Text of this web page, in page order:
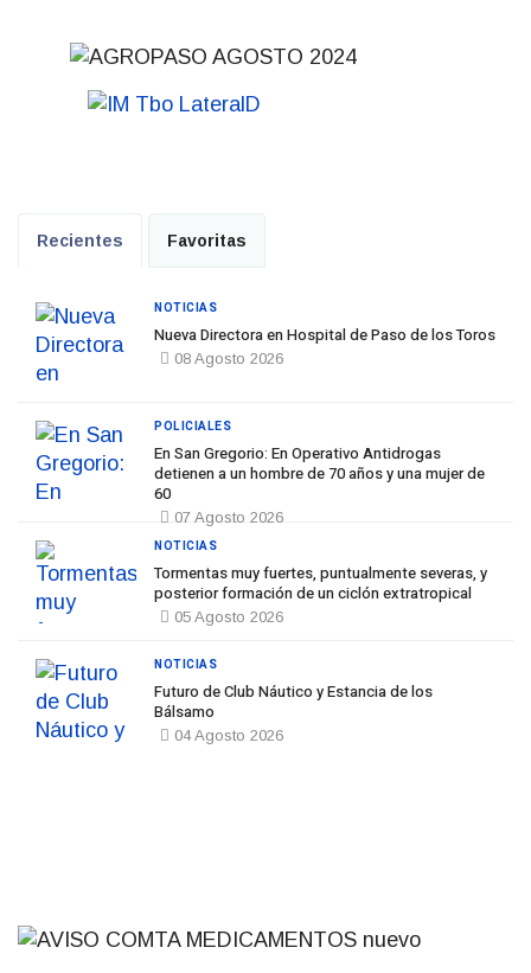
Recientes Favoritas
Nueva Directora en Hospital de Paso de los Toros
08 Agosto 2026
NOTICIAS
En San Gregorio: En Operativo Antidrogas
detienen a un hombre de 70 años y una mujer de
60
07 Agosto 2026
POLICIALES
Tormentas muy fuertes, puntualmente severas, y
posterior formación de un ciclón extratropical
05 Agosto 2026
NOTICIAS
Futuro de Club Náutico y Estancia de los
Bálsamo
04 Agosto 2026
NOTICIAS